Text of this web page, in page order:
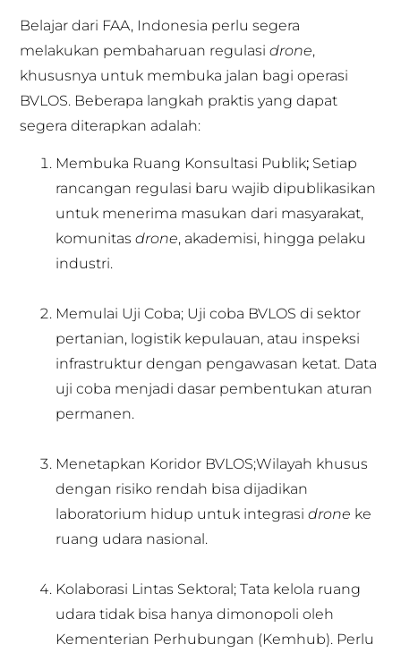
Belajar dari FAA, Indonesia perlu segera
melakukan pembaharuan regulasidrone,
khususnya untuk membuka jalan bagi operasi
BVLOS. Beberapa langkah praktis yang dapat
segera diterapkan adalah:
Membuka Ruang Konsultasi Publik; Setiap
rancangan regulasi baru wajib dipublikasikan
untuk menerima masukan dari masyarakat,
komunitas drone, akademisi, hingga pelaku
industri.
Memulai Uji Coba; Uji coba BVLOS di sektor
pertanian, logistik kepulauan, atau inspeksi
infrastruktur dengan pengawasan ketat. Data
uji coba menjadi dasar pembentukan aturan
permanen.
Menetapkan Koridor BVLOS;Wilayah khusus
dengan risiko rendah bisa dijadikan
laboratorium hidup untuk integrasidrone ke
ruang udara nasional.
Kolaborasi Lintas Sektoral; Tata kelola ruang
udara tidak bisa hanya dimonopoli oleh
Kementerian Perhubungan (Kemhub). Perlu